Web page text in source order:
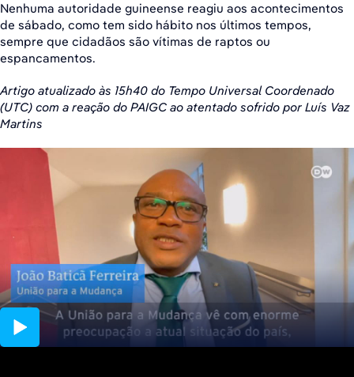
Nenhuma autoridade guineense reagiu aos acontecimentos
de sábado, como tem sido hábito nos últimos tempos,
sempre que cidadãos são vítimas de raptos ou
espancamentos.
Artigo atualizado às 15h40 do Tempo Universal Coordenado
(UTC) com a reação do PAIGC ao atentado sofrido por Luís Vaz
Martins
01:11